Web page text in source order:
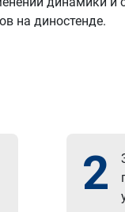
на диностенде.
2